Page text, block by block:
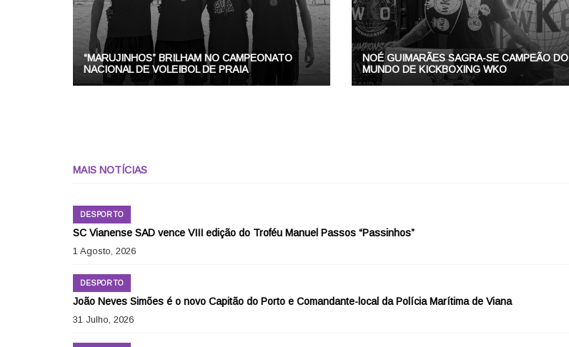
“MARUJINHOS” BRILHAM NO CAMPEONATO
NACIONAL DE VOLEIBOL DE PRAIA
NOÉ GUIMARÃES SAGRA-SE CAMPEÃO DO
MUNDO DE KICKBOXING WKO
MAIS NOTÍCIAS
DESPORTO
SC Vianense SAD vence VIII edição do Troféu Manuel Passos “Passinhos”
1 Agosto, 2026
DESPORTO
João Neves Simões é o novo Capitão do Porto e Comandante-local da Polícia Marítima de Viana
31 Julho, 2026